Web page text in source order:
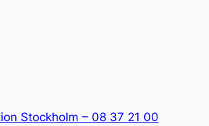
Stockholm – 08 37 21 00